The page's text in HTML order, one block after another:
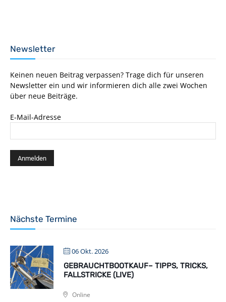
Newsletter
Keinen neuen Beitrag verpassen? Trage dich für unseren
Newsletter ein und wir informieren dich alle zwei Wochen
über neue Beiträge.
E-Mail-Adresse
Nächste Termine
06 Okt. 2026
GEBRAUCHTBOOTKAUF– TIPPS, TRICKS,
FALLSTRICKE (LIVE)
Online